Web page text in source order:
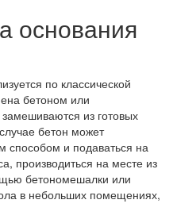
основания
по классической
бетоном или
из готовых
бетон может
способом и подаваться на
производиться на месте из
бетономешалки или
в небольших помещениях,